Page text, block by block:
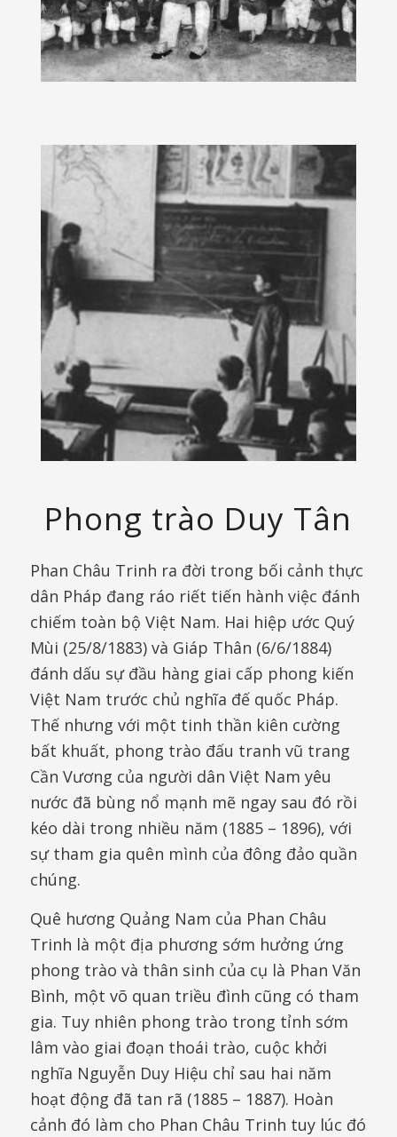
Phong trào Duy Tân
Phan Châu Trinh ra đời trong bối cảnh thực
dân Pháp đang ráo riết tiến hành việc đánh
chiếm toàn bộ Việt Nam. Hai hiệp ước Quý
Mùi (25/8/1883) và Giáp Thân (6/6/1884)
đánh dấu sự đầu hàng giai cấp phong kiến
Việt Nam trước chủ nghĩa đế quốc Pháp.
Thế nhưng với một tinh thần kiên cường
bất khuất, phong trào đấu tranh vũ trang
Cần Vương của người dân Việt Nam yêu
nước đã bùng nổ mạnh mẽ ngay sau đó rồi
kéo dài trong nhiều năm (1885 – 1896), với
sự tham gia quên mình của đông đảo quần
chúng.
Quê hương Quảng Nam của Phan Châu
Trinh là một địa phương sớm hưởng ứng
phong trào và thân sinh của cụ là Phan Văn
Bình, một võ quan triều đình cũng có tham
gia. Tuy nhiên phong trào trong tỉnh sớm
lâm vào giai đoạn thoái trào, cuộc khởi
nghĩa Nguyễn Duy Hiệu chỉ sau hai năm
hoạt động đã tan rã (1885 – 1887). Hoàn
cảnh đó làm cho Phan Châu Trinh tuy lúc đó